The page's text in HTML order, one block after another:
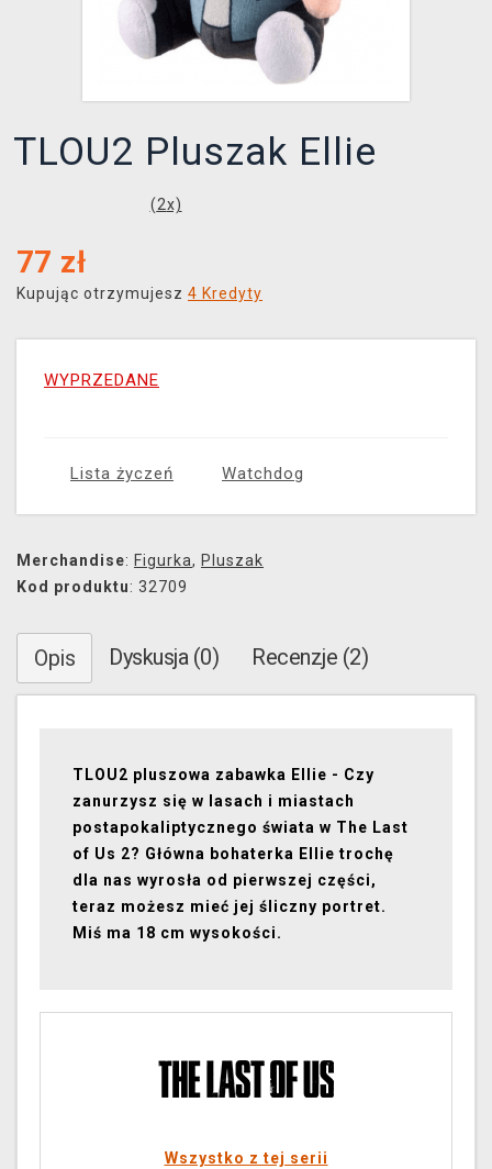
TLOU2 Pluszak Ellie
(2x)
77 zł
Kupując otrzymujesz 4 Kredyty
WYPRZEDANE
Lista życzeń Watchdog
Merchandise: Figurka, Pluszak
Kod produktu: 32709
Opis Dyskusja (0) Recenzje (2)
TLOU2 pluszowa zabawka Ellie - Czy
zanurzysz się w lasach i miastach
postapokaliptycznego świata w The Last
of Us 2? Główna bohaterka Ellie trochę
dla nas wyrosła od pierwszej części,
teraz możesz mieć jej śliczny portret.
Miś ma 18 cm wysokości.
Wszystko z tej serii